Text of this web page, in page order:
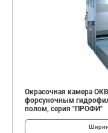
Окрасочная камера
форсуночным
полом, серия "ПРОФИ"